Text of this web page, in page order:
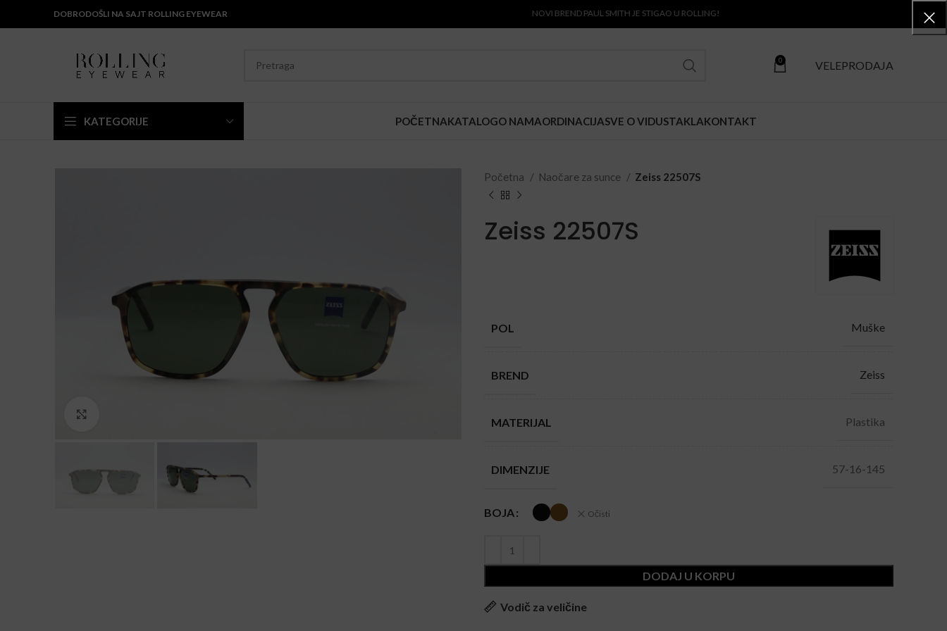
DOBRODOŠLI NA SAJT ROLLING EYEWEAR NOVI BREND PAUL SMITH JE STIGAO U ROLLING!
0 VELEPRODAJA
KATEGORIJE POČETNAKATALOGO NAMAORDINACIJASVE O VIDUSTAKLAKONTAKT
Početna Naočare za sunce Zeiss 22507S
Zeiss 22507S
POL Muške
BREND Zeiss
MATERIJAL Plastika
DIMENZIJE 57-16-145
BOJA Očisti
DODAJ U KORPU
Vodič za veličine